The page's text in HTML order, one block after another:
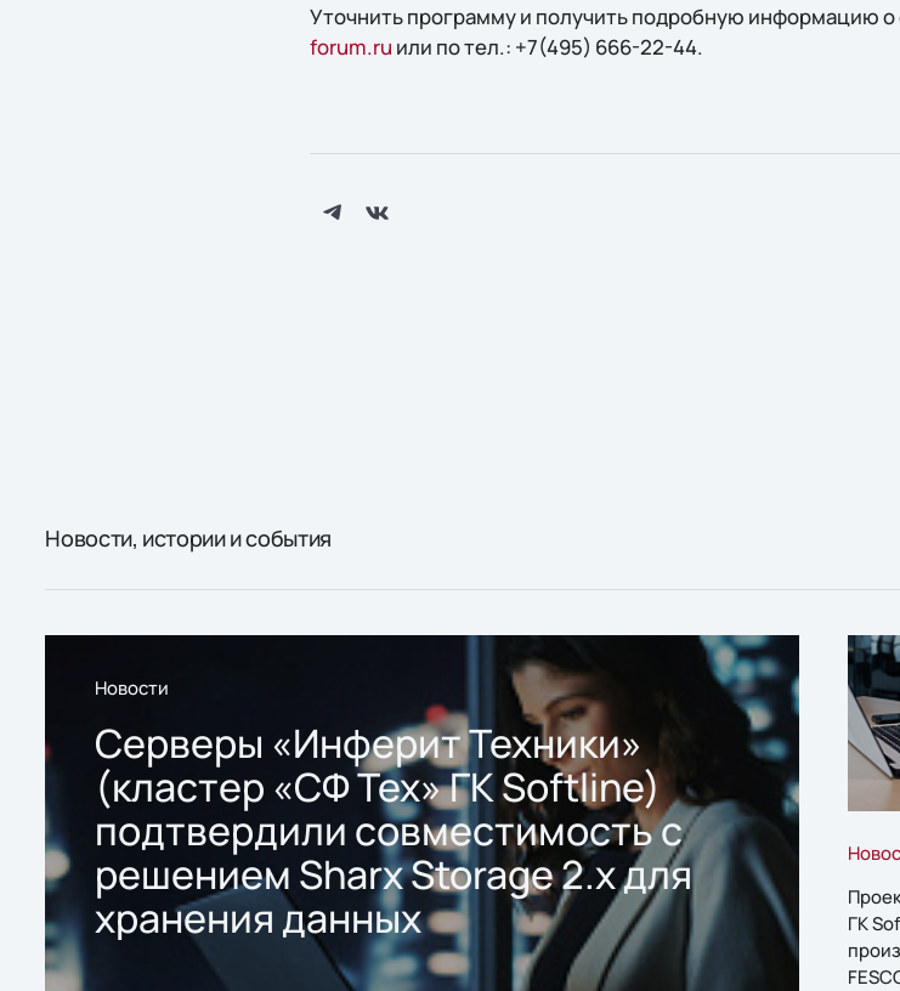
Уточнить программу и получить подробную информацию
forum.ru или по тел.: +7(495) 666-22-44.
Новости, истории и события
Новости
Серверы «Инферит Техники»
(кластер «СФ Тех» ГК Softline)
подтвердили совместимость с
решением Sharx Storage 2.x для
хранения данных
ГК